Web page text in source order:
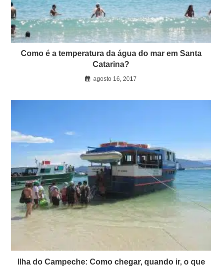
Como é a temperatura da água do mar em Santa
Catarina?
agosto 16, 2017
Ilha do Campeche: Como chegar, quando ir, o que